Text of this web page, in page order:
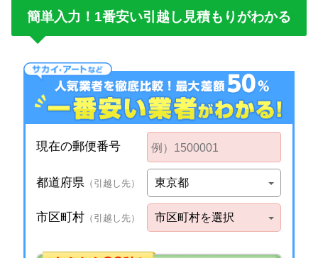
簡単入力！1番安い引越し見積もりがわかる